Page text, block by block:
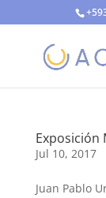
Exposición
Jul 10, 2017
Juan Pablo